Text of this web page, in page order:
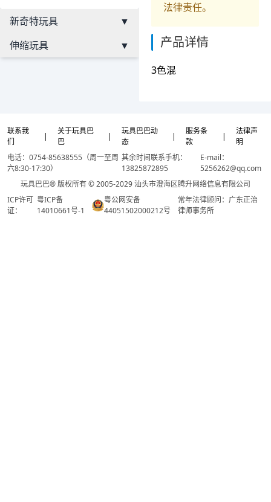
新奇特玩具
▼
伸缩玩具
▼
法律责任。
产品详情
3色混
联系我
们
|
关于玩具巴
巴
|
玩具巴巴动
态
|
服务条
款
|
法律声
明
电话：0754-85638555（周一至周
六8:30-17:30）
其余时间联系手机：
13825872895
E-mail：
5256262@qq.com
玩具巴巴® 版权所有 © 2005-2029 汕头市澄海区腾升网络信息有限公司
ICP许可
证：
粤ICP备
14010661号-1
粤公网安备
44051502000212号
常年法律顾问：广东正治
律师事务所